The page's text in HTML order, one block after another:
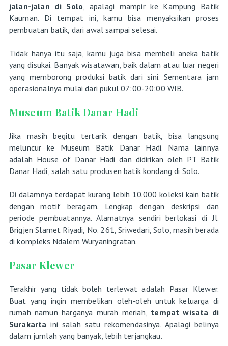
jalan-jalan di Solo , apalagi mampir ke Kampung Batik
Kauman. Di tempat ini, kamu bisa menyaksikan proses
pembuatan batik, dari awal sampai selesai.
Tidak hanya itu saja, kamu juga bisa membeli aneka batik
yang disukai. Banyak wisatawan, baik dalam atau luar negeri
yang memborong produksi batik dari sini. Sementara jam
operasionalnya mulai dari pukul 07:00-20:00 WIB.
Museum Batik Danar Hadi
Jika masih begitu tertarik dengan batik, bisa langsung
meluncur ke Museum Batik Danar Hadi. Nama lainnya
adalah House of Danar Hadi dan didirikan oleh PT Batik
Danar Hadi, salah satu produsen batik kondang di Solo.
Di dalamnya terdapat kurang lebih 10.000 koleksi kain batik
dengan motif beragam. Lengkap dengan deskripsi dan
periode pembuatannya. Alamatnya sendiri berlokasi di Jl.
Brigjen Slamet Riyadi, No. 261, Sriwedari, Solo, masih berada
di kompleks Ndalem Wuryaningratan.
Pasar Klewer
Terakhir yang tidak boleh terlewat adalah Pasar Klewer.
Buat yang ingin membelikan oleh-oleh untuk keluarga di
rumah namun harganya murah meriah, tempat wisata di
Surakarta ini salah satu rekomendasinya. Apalagi belinya
dalam jumlah yang banyak, lebih terjangkau.